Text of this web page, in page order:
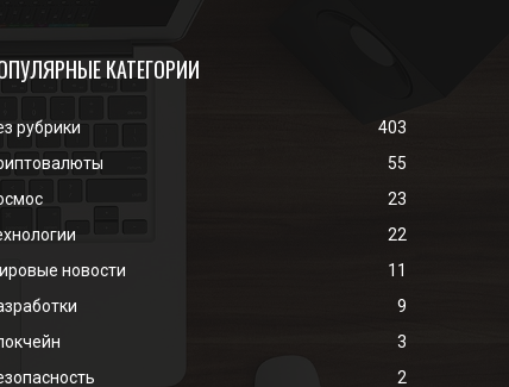
КАТЕГОРИИ
рубрики
403
55
23
22
новости
11
9
3
2